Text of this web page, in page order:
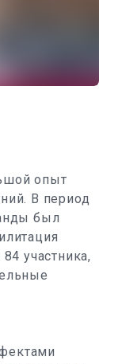
опыт
В период
был
участника,